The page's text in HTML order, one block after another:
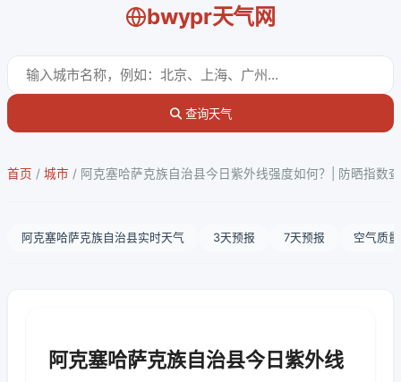
bwypr天气网
查询天气
首页 / 城市 / 阿克塞哈萨克族自治县今日紫外线强度如何？| 防晒指数
阿克塞哈萨克族自治县实时天气 3天预报 7天预报 空气质量
阿克塞哈萨克族自治县今日紫外线